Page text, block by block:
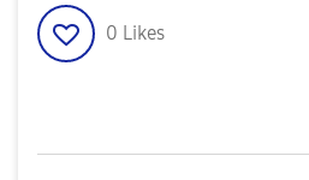
0 Likes